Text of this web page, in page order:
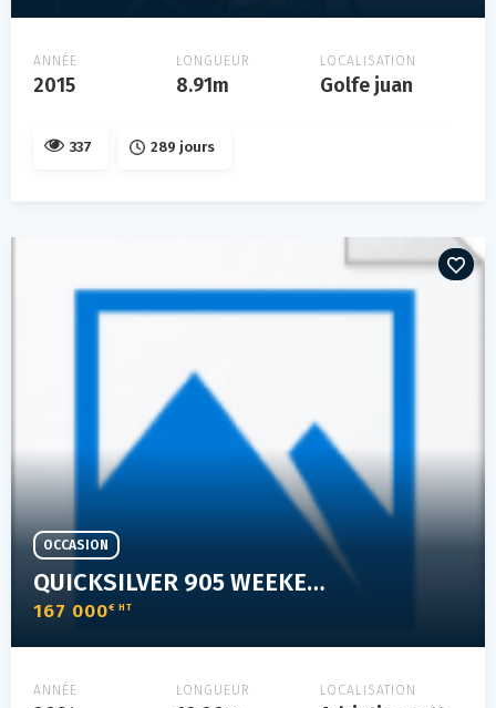
ANNÉE
2015
LONGUEUR
8.91m
LOCALISATION
Golfe juan
337 289 jours
QUICKSILVER 905 WEEKEND
167 000€ HT
OCCASION
ANNÉE LONGUEUR LOCALISATION